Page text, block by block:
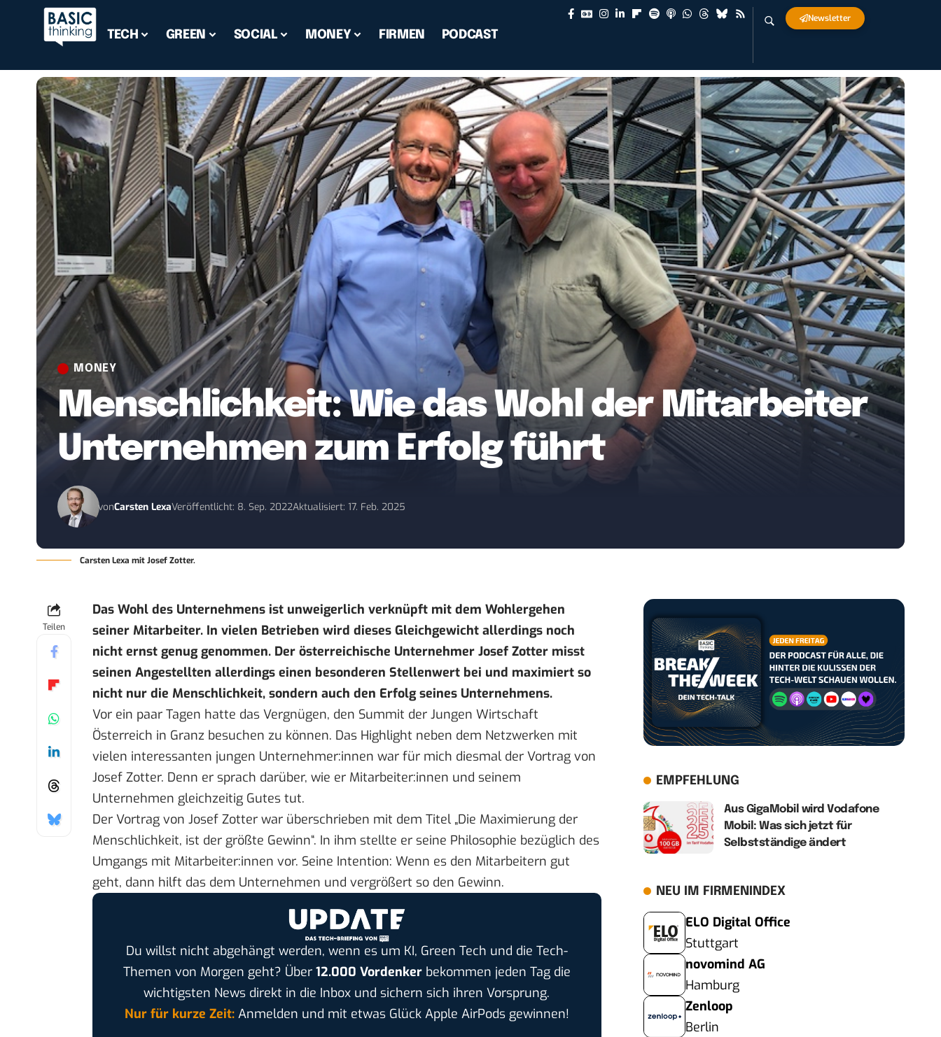
TECH GREEN SOCIAL MONEY FIRMEN PODCAST
Newsletter
MONEY
Menschlichkeit: Wie das Wohl der Mitarbeiter
Unternehmen zum Erfolg führt
vonCarsten LexaVeröffentlicht: 8. Sep. 2022Aktualisiert: 17. Feb. 2025
Carsten Lexa mit Josef Zotter.
Teilen
Das Wohl des Unternehmens ist unweigerlich verknüpft mit dem Wohlergehen
seiner Mitarbeiter. In vielen Betrieben wird dieses Gleichgewicht allerdings noch
nicht ernst genug genommen. Der österreichische Unternehmer Josef Zotter misst
seinen Angestellten allerdings einen besonderen Stellenwert bei und maximiert so
nicht nur die Menschlichkeit, sondern auch den Erfolg seines Unternehmens.
Vor ein paar Tagen hatte das Vergnügen, den Summit der Jungen Wirtschaft
Österreich in Granz besuchen zu können. Das Highlight neben dem Netzwerken mit
vielen interessanten jungen Unternehmer:innen war für mich diesmal der Vortrag von
Josef Zotter. Denn er sprach darüber, wie er Mitarbeiter:innen und seinem
Unternehmen gleichzeitig Gutes tut.
Der Vortrag von Josef Zotter war überschrieben mit dem Titel „Die Maximierung der
Menschlichkeit, ist der größte Gewinn“. In ihm stellte er seine Philosophie bezüglich des
Umgangs mit Mitarbeiter:innen vor. Seine Intention: Wenn es den Mitarbeitern gut
geht, dann hilft das dem Unternehmen und vergrößert so den Gewinn.
Du willst nicht abgehängt werden, wenn es um KI, Green Tech und die Tech-
Themen von Morgen geht? Über 12.000 Vordenkerbekommen jeden Tag die
wichtigsten News direkt in die Inbox und sichern sich ihren Vorsprung.
Nur für kurze Zeit:Anmelden und mit etwas Glück Apple AirPods gewinnen!
EMPFEHLUNG
Aus GigaMobil wird Vodafone
Mobil: Was sich jetzt für
Selbstständige ändert
NEU IM FIRMENINDEX
ELO Digital Office
Stuttgart
novomind AG
Hamburg
Zenloop
Berlin